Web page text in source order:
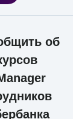
об